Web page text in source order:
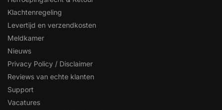
Klachtenregeling
Levertijd en verzendkosten
Meldkamer
Nieuws
Privacy Policy / Disclaimer
Reviews van echte klanten
Support
Vacatures